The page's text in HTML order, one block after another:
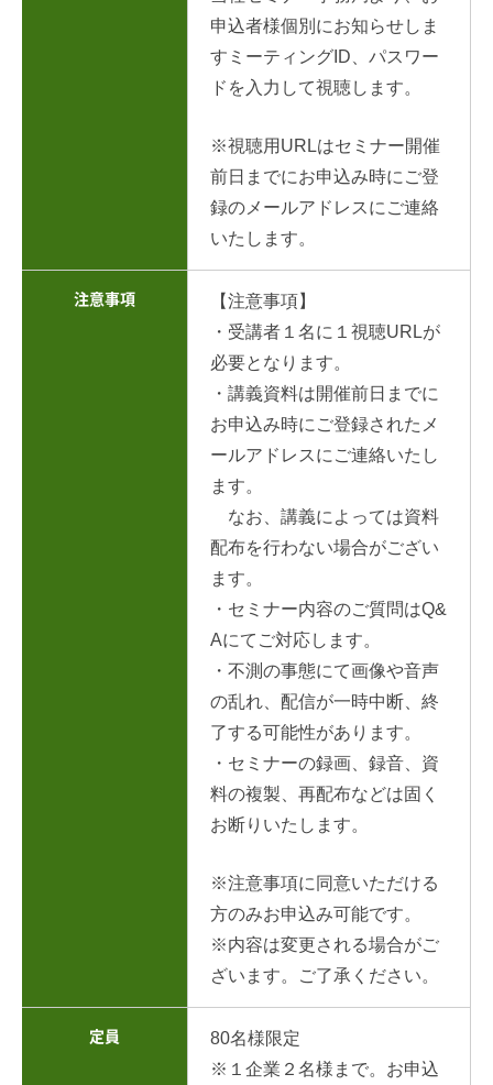
申込者様個別にお知らせしま
すミーティングID、パスワー
ドを入力して視聴します。
※視聴用URLはセミナー開催
前日までにお申込み時にご登
録のメールアドレスにご連絡
いたします。
注意事項
【注意事項】
・受講者１名に１視聴URLが
必要となります。
・講義資料は開催前日までに
お申込み時にご登録されたメ
ールアドレスにご連絡いたし
ます。
なお、講義によっては資料
配布を行わない場合がござい
ます。
・セミナー内容のご質問はQ&
Aにてご対応します。
・不測の事態にて画像や音声
の乱れ、配信が一時中断、終
了する可能性があります。
・セミナーの録画、録音、資
料の複製、再配布などは固く
お断りいたします。
※注意事項に同意いただける
方のみお申込み可能です。
※内容は変更される場合がご
ざいます。ご了承ください。
定員
80名様限定
※１企業２名様まで。お申込